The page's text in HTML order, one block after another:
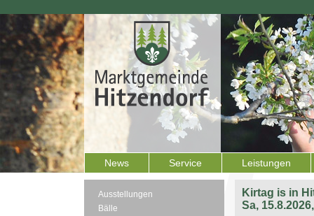
News Service Leistungen
Ausstellungen
Bälle
Kirtag is in
Sa,